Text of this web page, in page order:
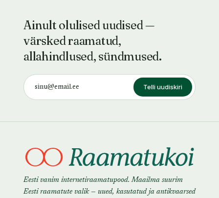
Ainult olulised uudised —
värsked raamatud,
allahindlused, sündmused.
Telli uudiskiri
Eesti vanim internetiraamatupood. Maailma suurim
Eesti raamatute valik — uued, kasutatud ja antikvaarsed